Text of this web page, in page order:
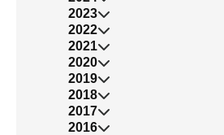
2023
2022
2021
2020
2019
2018
2017
2016